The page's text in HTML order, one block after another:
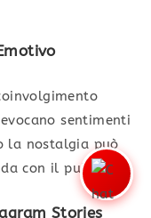
sentimenti
la nostalgia può
con il pubblico.
Stories